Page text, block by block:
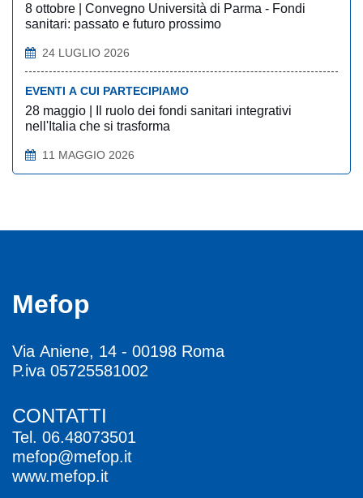
8 ottobre | Convegno Università di Parma - Fondi
sanitari: passato e futuro prossimo
24 LUGLIO 2026
EVENTI A CUI PARTECIPIAMO
28 maggio | Il ruolo dei fondi sanitari integrativi
nell'Italia che si trasforma
11 MAGGIO 2026
Mefop
Via Aniene, 14 - 00198 Roma
P.iva 05725581002
CONTATTI
Tel. 06.48073501
mefop@mefop.it
www.mefop.it